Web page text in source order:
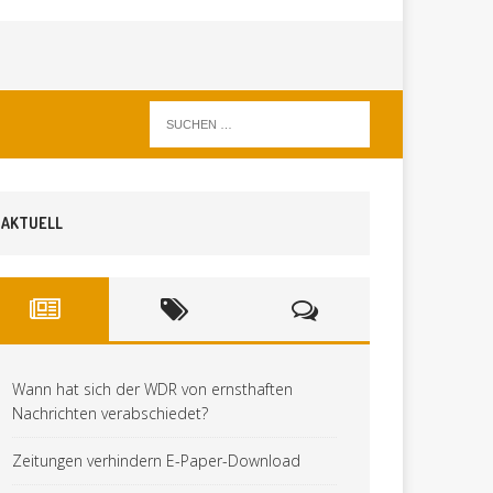
AKTUELL
Wann hat sich der WDR von ernsthaften
Nachrichten verabschiedet?
Zeitungen verhindern E-Paper-Download